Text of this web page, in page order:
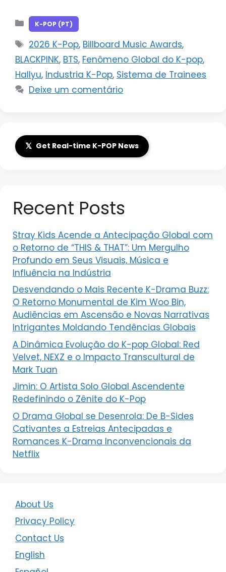
Categorias
K-POP (PT)
Tags
2026 K-Pop, Billboard Music Awards,
BLACKPINK, BTS, Fenômeno Global do K-pop,
Hallyu, Industria K-Pop, Sistema de Trainees
Deixe um comentário
𝕏 Get Real-time K-POP News
Recent Posts
Stray Kids Acende a Antecipação Global com
o Retorno de “THIS & THAT”: Um Mergulho
Profundo em Seus Visuais, Música e
Influência na Indústria
Desvendando o Mais Recente K-Drama Buzz:
O Retorno Monumental de Kim Woo Bin,
Audiências em Ascensão e Novas Narrativas
Intrigantes Moldando Tendências Globais
A Dinâmica Evolução do K-pop Global: Red
Velvet, NEXZ e o Impacto Transcultural de
Mark Tuan
Jimin: O Artista Solo Global Ascendente
Redefinindo o Zênite do K-Pop
O Drama Global se Desenrola: De B-Sides
Cativantes a Estreias Antecipadas e
Romances K-Drama Inconvencionais da
Netflix
About Us
Privacy Policy
Contact Us
English